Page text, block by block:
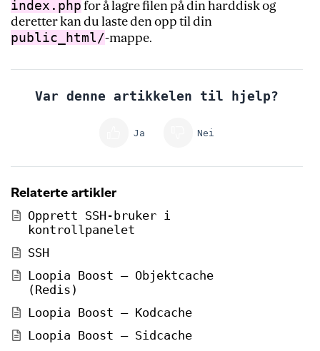
index.phpfor å lagre filen på din harddisk og
deretter kan du laste den opp til din
public_html/-mappe.
Var denne artikkelen til hjelp?
Ja Nei
Relaterte artikler
Opprett SSH-bruker i
kontrollpanelet
SSH
Loopia Boost – Objektcache
(Redis)
Loopia Boost – Kodcache
Loopia Boost – Sidcache